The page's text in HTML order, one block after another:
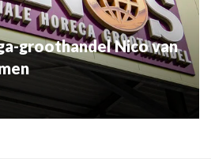
groothandel Nico van